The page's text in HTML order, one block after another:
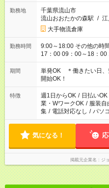
勤務地
千葉県流山市
流山おおたかの森駅 / 江
大手物流倉庫
勤務時間
9:00～18:00 その他の時間帯のお仕事も多数あり！ 08：00～
17：00 09：00～18：
14：00～23：00 18：
期間
単発OK ＊働きたい日、
開始OK！
特徴 週1日からOK / 日払いOK
業・WワークOK / 服装自
集 / 電話対応なし / パソ
気になる！
掲載元企業名 ジ